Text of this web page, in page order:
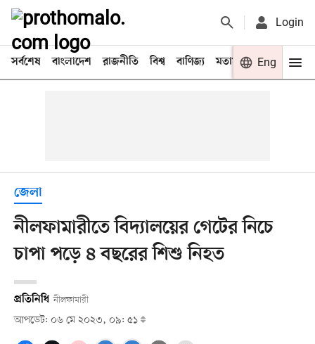
Login
সর্বশেষ বাংলাদেশ রাজনীতি বিশ্ব বাণিজ্য মতামত খেলা
Eng
জেলা
নীলফামারীতে বিদ্যালয়ের গেটের নিচে
চাপা পড়ে ৪ বছরের শিশু নিহত
প্রতিনিধি নীলফামারী
আপডেট: ০৬ মে ২০২৩, ০৯: ৫১